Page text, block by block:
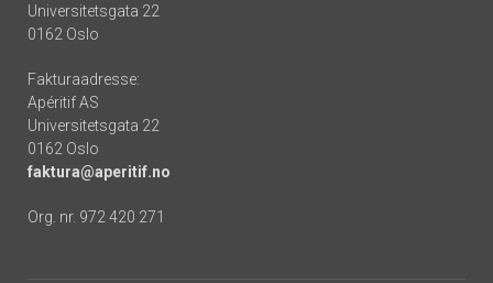
Universitetsgata 22
0162 Oslo
Fakturaadresse:
Apéritif AS
Universitetsgata 22
0162 Oslo
faktura@aperitif.no
Org. nr. 972 420 271